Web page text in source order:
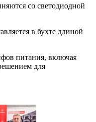
со светодиодной
в бухте длиной
питания, включая
для